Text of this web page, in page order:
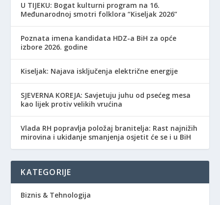
​U TIJEKU: Bogat kulturni program na 16.
Međunarodnoj smotri folklora “Kiseljak 2026”
Poznata imena kandidata HDZ-a BiH za opće
izbore 2026. godine
Kiseljak: Najava isključenja električne energije
SJEVERNA KOREJA: Savjetuju juhu od psećeg mesa
kao lijek protiv velikih vrućina
Vlada RH popravlja položaj branitelja: Rast najnižih
mirovina i ukidanje smanjenja osjetit će se i u BiH
KATEGORIJE
Biznis & Tehnologija